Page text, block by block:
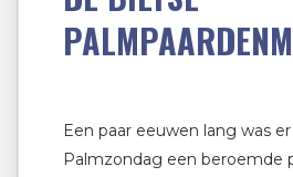
Een paar eeuwen lang was
Palmzondag een beroemde